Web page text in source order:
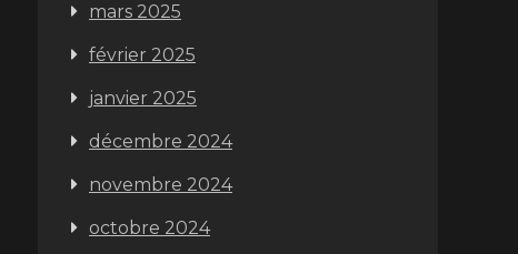
mars 2025
février 2025
janvier 2025
décembre 2024
novembre 2024
octobre 2024